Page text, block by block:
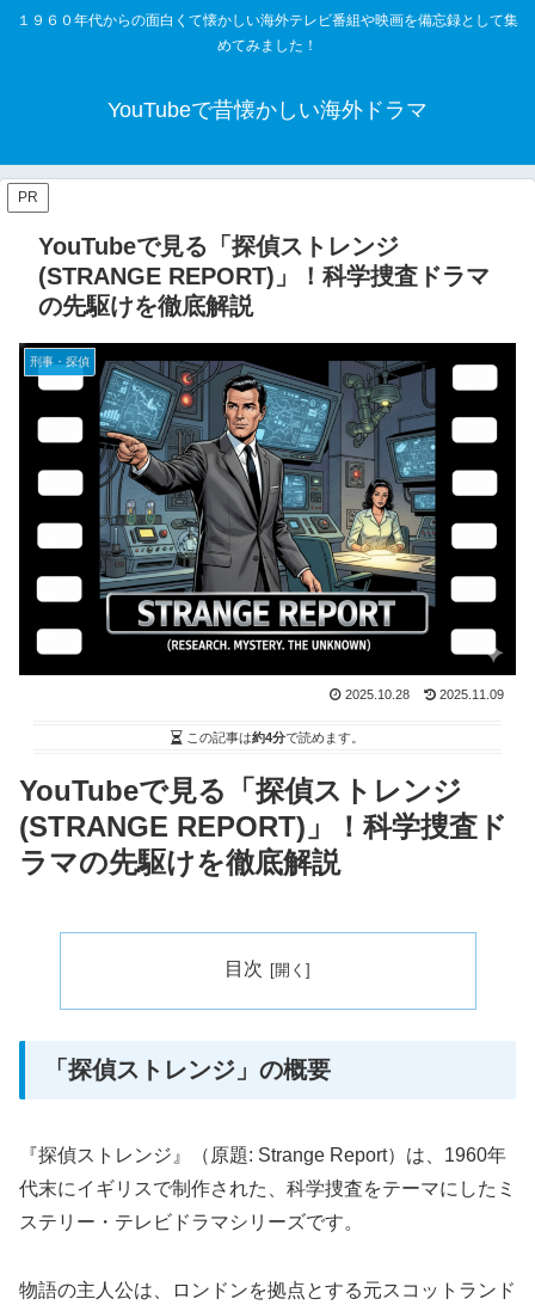
１９６０年代からの面白くて懐かしい海外テレビ番組や映画を備忘録として集
めてみました！
YouTubeで昔懐かしい海外ドラマ
PR
YouTubeで見る「探偵ストレンジ
(STRANGE REPORT)」！科学捜査ドラマ
の先駆けを徹底解説
刑事・探偵
2025.10.28 2025.11.09
この記事は約4分で読めます。
YouTubeで見る「探偵ストレンジ
(STRANGE REPORT)」！科学捜査ド
ラマの先駆けを徹底解説
目次
「探偵ストレンジ」の概要
『探偵ストレンジ』（原題: Strange Report）は、1960年
代末にイギリスで制作された、科学捜査をテーマにしたミ
ステリー・テレビドラマシリーズです。
物語の主人公は、ロンドンを拠点とする元スコットランド